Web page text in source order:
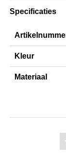
Specificaties
Kleur
Materiaal